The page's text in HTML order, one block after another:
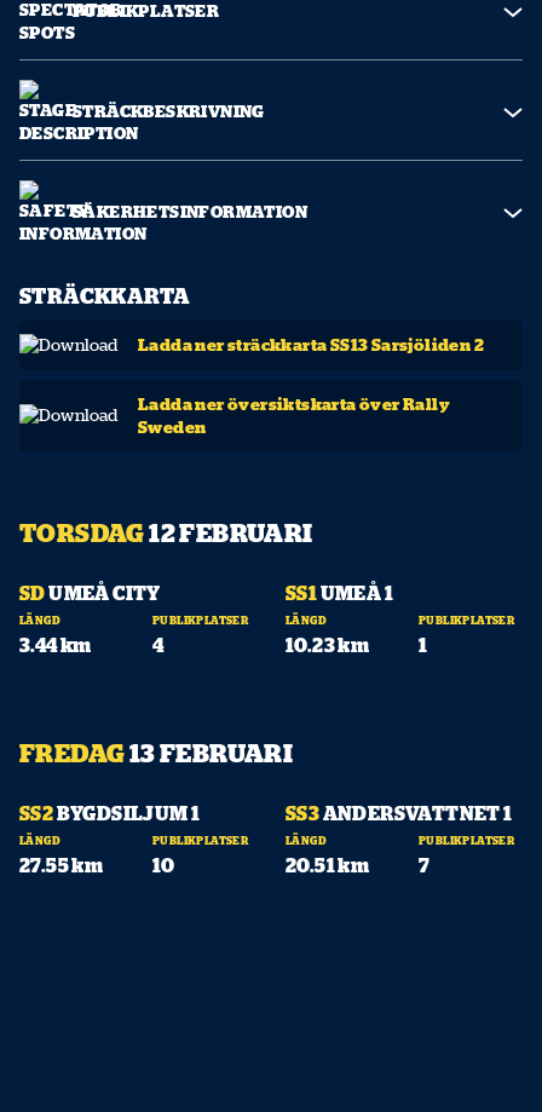
PUBLIKPLATSER
STRÄCKBESKRIVNING
SÄKERHETSINFORMATION
STRÄCKKARTA
Ladda ner sträckkarta SS13 Sarsjöliden 2
Ladda ner översiktskarta över Rally
Sweden
TORSDAG12 FEBRUARI
10:01
SDUMEÅ CITY
LÄNGD
3.44 km
PUBLIKPLATSER
4
19:05
SS1UMEÅ 1
LÄNGD
10.23 km
PUBLIKPLATSER
1
FREDAG13 FEBRUARI
10:07
SS2BYGDSILJUM 1
LÄNGD
27.55 km
PUBLIKPLATSER
10
11:08
SS3ANDERSVATTNET 1
LÄNGD
20.51 km
PUBLIKPLATSER
7